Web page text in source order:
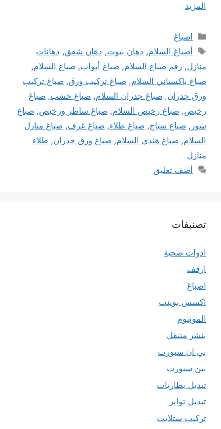
المزيد
التصنيفات
اصباغ
الوسوم
أصباغ السلام, دهان بيوت, دهان شقق, دهانات
منازل, رقم صباغ السلام, صباغ أبواب, صباغ السلام,
صباغ باكستاني السلام, صباغ تركيب ورق, صباغ تركيب
ورق جدران, صباغ جدران السلام, صباغ خشب, صباغ
رخيص, صباغ رخيص السلام, صباغ ساطر ورخيص, صباغ
سور , صباغ سياج, صباغ طلاء, صباغ غرف, صباغ منازل
السلام, صباغ هندي السلام, صباغ ورق جدران, طلاء
منازل
أضف تعليق
تصنيفات
ادوات صحية
ارفف
اصباغ
اكسس بوينت
المونيوم
بنشر متنقل
بي ان سبورت
بين سبورت
تبديل بطاريات
تبديل تواير
تركيب ستلايت